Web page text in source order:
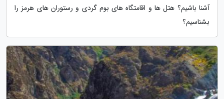
آشنا باشیم؟ هتل ها و اقامتگاه های بوم گردی و رستوران های هرمز را
بشناسیم؟